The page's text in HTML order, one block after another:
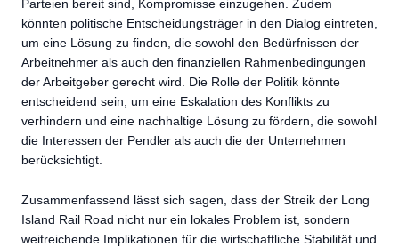
Parteien bereit sind, Kompromisse einzugehen. Zudem
könnten politische Entscheidungsträger in den Dialog eintreten,
um eine Lösung zu finden, die sowohl den Bedürfnissen der
Arbeitnehmer als auch den finanziellen Rahmenbedingungen
der Arbeitgeber gerecht wird. Die Rolle der Politik könnte
entscheidend sein, um eine Eskalation des Konflikts zu
verhindern und eine nachhaltige Lösung zu fördern, die sowohl
die Interessen der Pendler als auch die der Unternehmen
berücksichtigt.
Zusammenfassend lässt sich sagen, dass der Streik der Long
Island Rail Road nicht nur ein lokales Problem ist, sondern
weitreichende Implikationen für die wirtschaftliche Stabilität und